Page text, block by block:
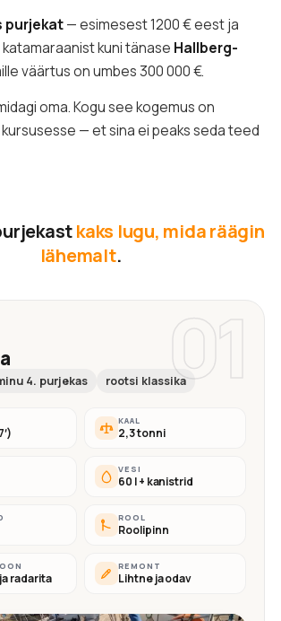
purjekat— esimesest 1200 € eest ja
kuni tänase Hallberg-
väärtus on umbes 300 000 €.
oma. Kogu see kogemus on
— et sina ei peaks seda teed
kaks lugu, mida räägin
lähemalt.
01
4. purjekas rootsi klassika
KAAL
2,3 tonni
VESI
60 l + kanistrid
ROOL
Roolipinn
radarita
REMONT
Lihtne ja odav